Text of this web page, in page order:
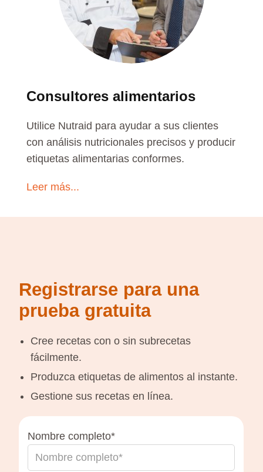
Consultores alimentarios
Utilice Nutraid para ayudar a sus clientes
con análisis nutricionales precisos y producir
etiquetas alimentarias conformes.
Leer más...
Registrarse para una
prueba gratuita
Cree recetas con o sin subrecetas
fácilmente.
Produzca etiquetas de alimentos al instante.
Gestione sus recetas en línea.
Nombre completo*